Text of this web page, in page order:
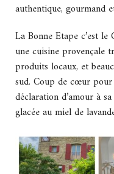
authentique, gourmand
La Bonne Etape c’est
une cuisine provençale
produits locaux, et
sud. Coup de cœur
déclaration d’amour à
glacée au miel de